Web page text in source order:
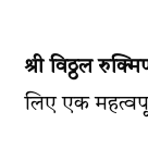
श्री विठ्ठल
लिए एक